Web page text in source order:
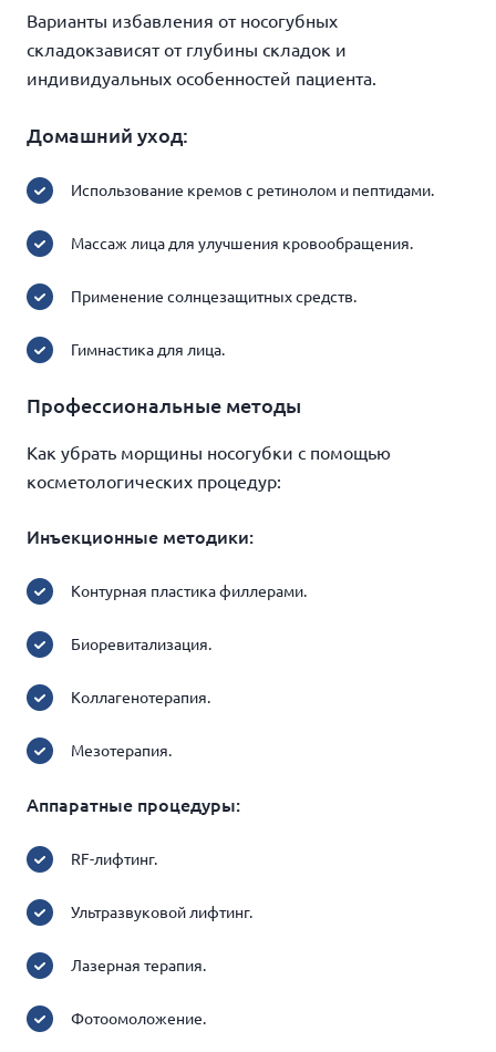
Варианты избавления от носогубных
складокзависят от глубины складок и
индивидуальных особенностей пациента.
Домашний уход:
Использование кремов с ретинолом и пептидами.
Массаж лица для улучшения кровообращения.
Применение солнцезащитных средств.
Гимнастика для лица.
Профессиональные методы
Как убрать морщины носогубки с помощью
косметологических процедур:
Инъекционные методики:
Контурная пластика филлерами.
Биоревитализация.
Коллагенотерапия.
Мезотерапия.
Аппаратные процедуры:
RF-лифтинг.
Ультразвуковой лифтинг.
Лазерная терапия.
Фотоомоложение.